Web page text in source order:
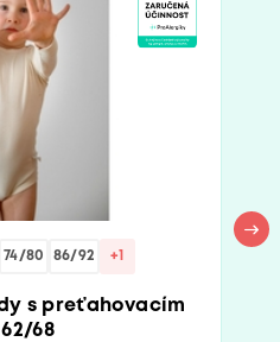
74/80 86/92 +1
s preťahovacím
68